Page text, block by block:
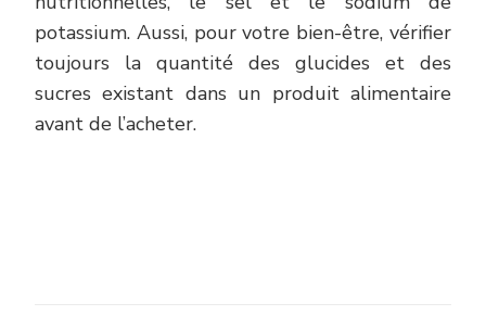
potassium. Aussi, pour votre bien-être, vérifier
toujours la quantité des glucides et des
sucres existant dans un produit alimentaire
avant de l’acheter.